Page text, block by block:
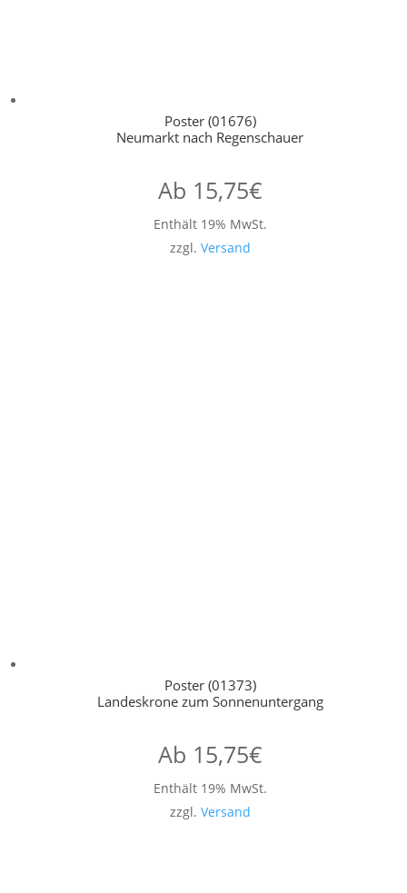
Poster (01676)
Neumarkt nach Regenschauer
Ab 15,75€
Enthält 19% MwSt.
zzgl. Versand
Poster (01373)
Landeskrone zum Sonnenuntergang
Ab 15,75€
Enthält 19% MwSt.
zzgl. Versand